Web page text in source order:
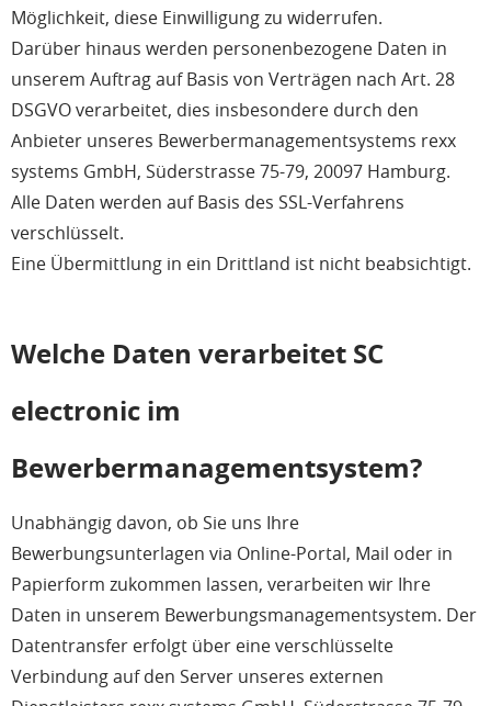
Möglichkeit, diese Einwilligung zu widerrufen.
Darüber hinaus werden personenbezogene Daten in
unserem Auftrag auf Basis von Verträgen nach Art. 28
DSGVO verarbeitet, dies insbesondere durch den
Anbieter unseres Bewerbermanagementsystems rexx
systems GmbH, Süderstrasse 75-79, 20097 Hamburg.
Alle Daten werden auf Basis des SSL-Verfahrens
verschlüsselt.
Eine Übermittlung in ein Drittland ist nicht beabsichtigt.
Welche Daten verarbeitet SC
electronic im
Bewerbermanagementsystem?
Unabhängig davon, ob Sie uns Ihre
Bewerbungsunterlagen via Online-Portal, Mail oder in
Papierform zukommen lassen, verarbeiten wir Ihre
Daten in unserem Bewerbungsmanagementsystem. Der
Datentransfer erfolgt über eine verschlüsselte
Verbindung auf den Server unseres externen